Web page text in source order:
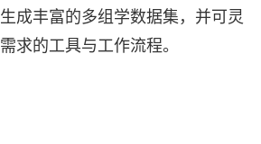
成丰富的多组学数据集，并可灵
求的工具与工作流程。